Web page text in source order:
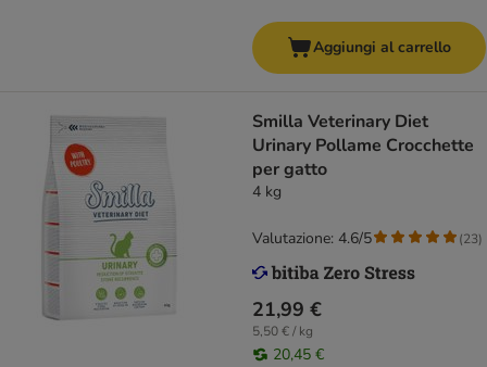
Aggiungi al carrello
Smilla Veterinary Diet
Urinary Pollame Crocchette
per gatto
4 kg
21,99 €
5,50 € / kg
20,45 €
Valutazione: 4.6/5 (23)